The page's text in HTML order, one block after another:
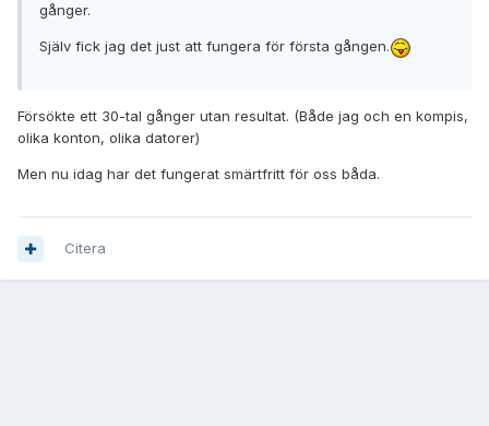
gånger.
Själv fick jag det just att fungera för första gången.
Försökte ett 30-tal gånger utan resultat. (Både jag och en kompis,
olika konton, olika datorer)
Men nu idag har det fungerat smärtfritt för oss båda.
Citera